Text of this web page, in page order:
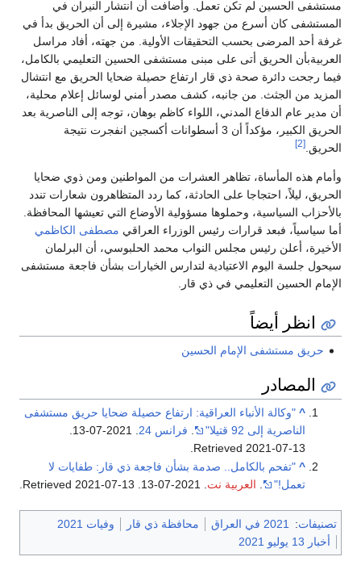
مستشفى الحسين لم تكن تعمل. وأضافت أن انتشار النيران في
المستشفى كان أسرع من جهود الإجلاء، مشيرة إلى أن الحريق بدأ في
غرفة أحد المرضى بحسب التحقيقات الأولية. من جهته، أفاد مراسل
العربيةبأن الحريق أتى على مبنى مستشفى الحسين التعليمي بالكامل،
فيما رجحت دائرة صحة ذي قار ارتفاع حصيلة ضحايا الحريق مع انتشال
المزيد من الجثث. من جانبه، كشف مصدر أمني لوسائل إعلام محلية،
أن مدير عام الدفاع المدني، اللواء كاظم بوهان، توجه إلى الناصرية بعد
الحريق الكبير، مؤكداً أن 3 أسطوانات أكسجين انفجرت نتيجة
الحريق. [2]
وأمام هذه المأساة، تظاهر العشرات من المواطنين ومن ذوي ضحايا
الحريق، ليلاً، احتجاجا على الحادثة، كما ردد المتظاهرون شعارات تندد
بالأحزاب السياسية، وحملوها مسؤولية الأوضاع التي تعيشها المحافظة.
أما سياسياً، فبعد قرارات رئيس الوزراء العراقي مصطفى الكاظمي
الأخيرة، أعلن رئيس مجلس النواب محمد الحلبوسي، أن البرلمان
سيحول جلسة اليوم الاعتيادية لتدارس الخيارات بشأن فاجعة مستشفى
الإمام الحسين التعليمي في ذي قار.
انظر أيضاً
حريق مستشفى الإمام الحسين
المصادر
^ "وكالة الأنباء العراقية: ارتفاع حصيلة ضحايا حريق مستشفى
الناصرية إلى 92 قتيلا"
فرانس 24
Retrieved 2021-07-13
^ "تفحم بالكامل.. صدمة بشأن فاجعة ذي قار: طفايات لا
تعمل!"
. العربية نت. 2021-07-13
. Retrieved
2021-07-13
.
تصنيفات: 2021 في العراق محافظة ذي قار
وفيات 2021
أخبار 13 يوليو 2021